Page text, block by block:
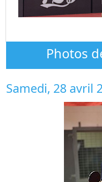
Photos
Samedi, 28 avril